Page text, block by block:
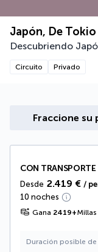
Japón, De Tokio
Descubriendo
Circuito Privado
Fraccione su
CON TRANSPORTE
Desde 2.419 € /
10 noches
Gana 2419+Millas
Duración posible de